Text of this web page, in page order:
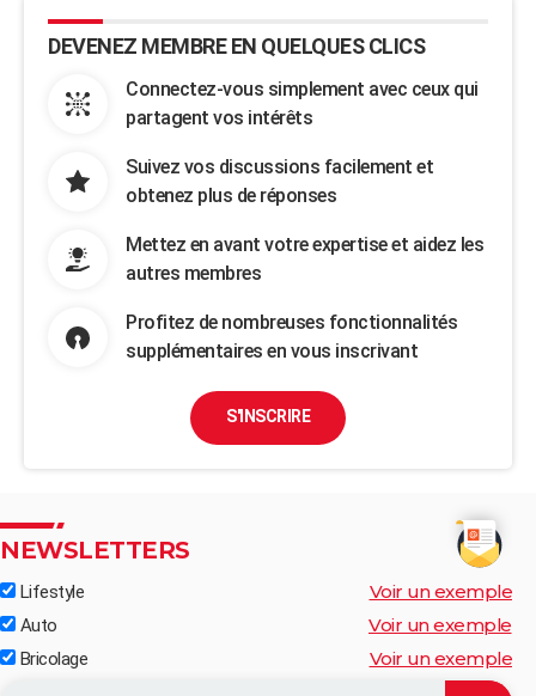
DEVENEZ MEMBRE EN QUELQUES CLICS
Connectez-vous simplement avec ceux qui
partagent vos intérêts
Suivez vos discussions facilement et
obtenez plus de réponses
Mettez en avant votre expertise et aidez les
autres membres
Profitez de nombreuses fonctionnalités
supplémentaires en vous inscrivant
S'INSCRIRE
NEWSLETTERS
Lifestyle Voir un exemple
Auto Voir un exemple
Bricolage Voir un exemple